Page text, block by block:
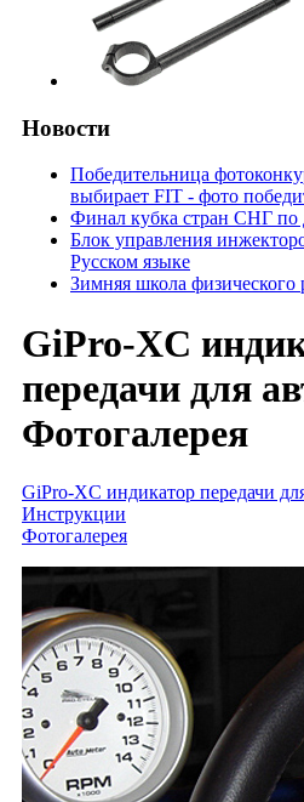
Новости
Победительница
выбирает FIT - фото
Финал кубка стран СНГ по
Блок управления
Русском языке
Зимняя школа физического
GiPro-XC
передачи для
Фотогалерея
GiPro-XC индикатор передачи
Инструкции
Фотогалерея